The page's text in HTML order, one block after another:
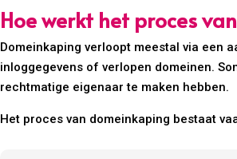
Hoe werkt het proces
Domeinkaping verloopt meestal via een
inloggegevens of verlopen domeinen.
rechtmatige eigenaar te maken hebben.
Het proces van domeinkaping bestaat